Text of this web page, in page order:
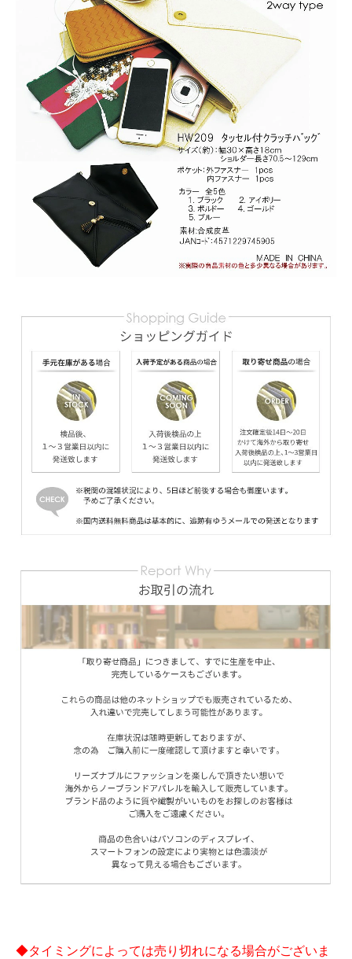
◆タイミングによっては売り切れになる場合がございま